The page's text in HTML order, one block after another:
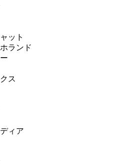
ット
ランド
ス
ィア